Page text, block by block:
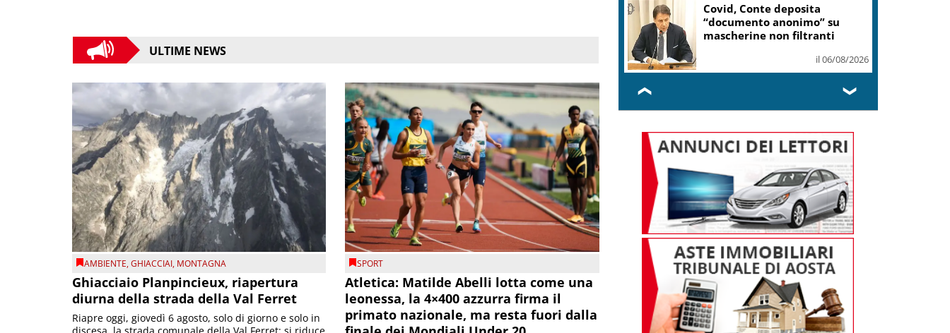
ULTIME NEWS
AMBIENTE,GHIACCIAI, MONTAGNA
Ghiacciaio Planpincieux, riapertura
diurna della strada della Val Ferret
Riapre oggi, giovedì 6 agosto, solo di giorno e solo in
SPORT
Atletica: Matilde Abelli lotta come una
leonessa, la 4×400 azzurra firma il
primato nazionale, ma resta fuori dalla
Covid, Conte deposita
“documento anonimo” su
mascherine non filtranti
il 06/08/2026
❮ ❯